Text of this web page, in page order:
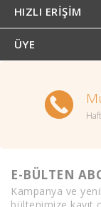
HIZLI ERIŞIM
ÜYE
E-BÜLTEN
Kampanya ve